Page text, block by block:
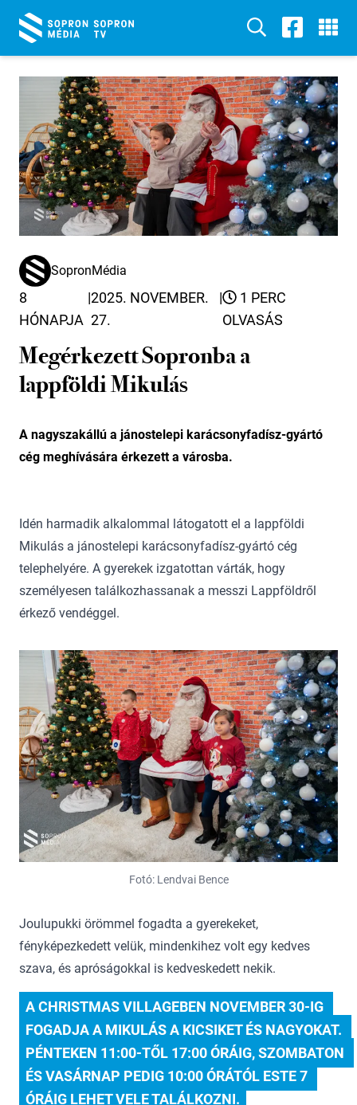
SopronMédia
8
HÓNAPJA
|2025. NOVEMBER.
27.
|
1 PERC
OLVASÁS
Megérkezett Sopronba a
lappföldi Mikulás
A nagyszakállú a jánostelepi karácsonyfadísz-gyártó
cég meghívására érkezett a városba.
Idén harmadik alkalommal látogatott el a lappföldi
Mikulás a jánostelepi karácsonyfadísz-gyártó cég
telephelyére. A gyerekek izgatottan várták, hogy
személyesen találkozhassanak a messzi Lappföldről
érkező vendéggel.
Fotó: Lendvai Bence
Joulupukki örömmel fogadta a gyerekeket,
fényképezkedett velük, mindenkihez volt egy kedves
szava, és apróságokkal is kedveskedett nekik.
A CHRISTMAS VILLAGEBEN NOVEMBER 30-IG
FOGADJA A MIKULÁS A KICSIKET ÉS NAGYOKAT.
PÉNTEKEN 11:00-TŐL 17:00 ÓRÁIG, SZOMBATON
ÉS VASÁRNAP PEDIG 10:00 ÓRÁTÓL ESTE 7
ÓRÁIG LEHET VELE TALÁLKOZNI.